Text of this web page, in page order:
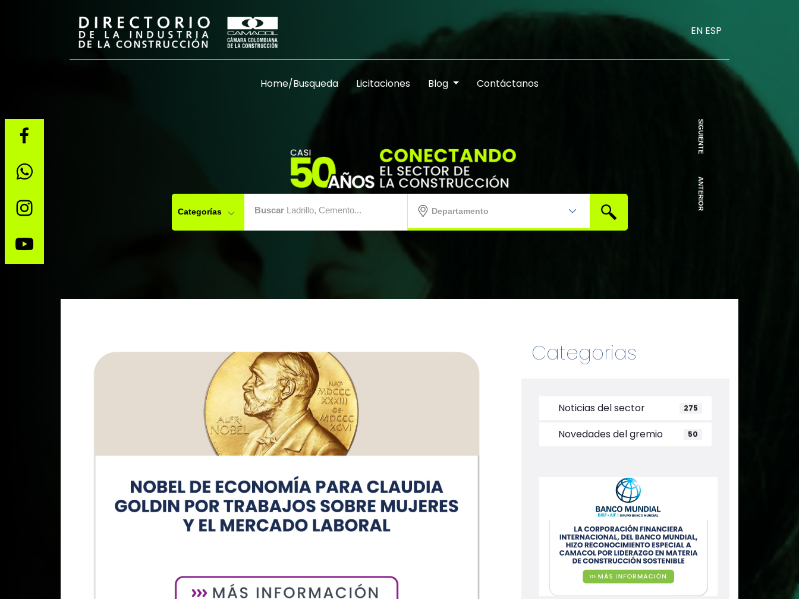
EN ESP
Home/Busqueda Licitaciones Blog Contáctanos
SIGUIENTE
ANTERIOR
Categorías BuscarLadrillo, Cemento...
Categorias
Noticias del sector 275
Novedades del gremio 50